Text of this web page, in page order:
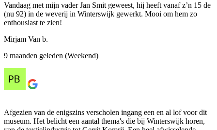
Vandaag met mijn vader Jan Smit geweest, hij heeft vanaf z’n 15 de
(nu 92) in de weverij in Winterswijk gewerkt. Mooi om hem zo
enthousiast te zien!
Mirjam Van b.
9 maanden geleden (Weekend)
Afgezien van de enigszins verscholen ingang een en al lof voor dit
museum. Het belicht een aantal thema's die bij Winterswijk horen,